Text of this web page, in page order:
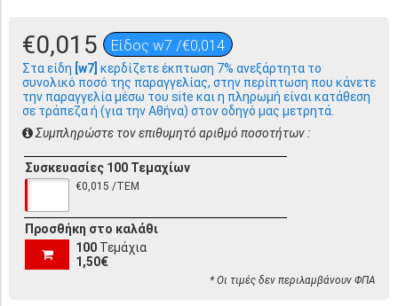
€0,015 Είδος w7 /€0,014
Στα είδη [w7] κερδίζετε έκπτωση 7% ανεξάρτητα το
συνολικό ποσό της παραγγελίας, στην περίπτωση που κάνετε
την παραγγελία μέσω του site και η πληρωμή είναι κατάθεση
σε τράπεζα ή (για την Αθήνα) στον οδηγό μας μετρητά.
Συμπληρώστε τον επιθυμητό αριθμό ποσοτήτων :
Συσκευασίες 100 Τεμαχίων
€0,015 /ΤΕΜ
Προσθήκη στο καλάθι
100 Τεμάχια
1,50€
* Οι τιμές δεν περιλαμβάνουν ΦΠΑ